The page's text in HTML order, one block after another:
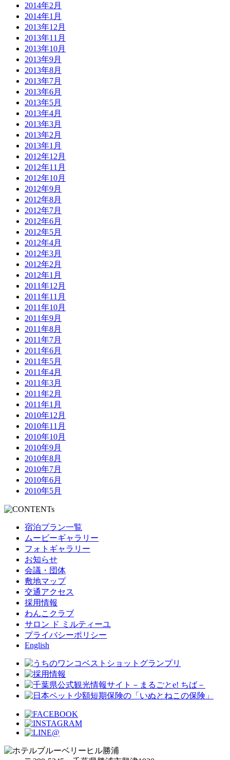
2014年2月
2014年1月
2013年12月
2013年11月
2013年10月
2013年9月
2013年8月
2013年7月
2013年6月
2013年5月
2013年4月
2013年3月
2013年2月
2013年1月
2012年12月
2012年11月
2012年10月
2012年9月
2012年8月
2012年7月
2012年6月
2012年5月
2012年4月
2012年3月
2012年2月
2012年1月
2011年12月
2011年11月
2011年10月
2011年9月
2011年8月
2011年7月
2011年6月
2011年5月
2011年4月
2011年3月
2011年2月
2011年1月
2010年12月
2010年11月
2010年10月
2010年9月
2010年8月
2010年7月
2010年6月
2010年5月
宿泊プラン一覧
ムービーギャラリー
フォトギャラリー
お知らせ
会議・団体
敷地マップ
交通アクセス
採用情報
わんこクラブ
サロン ド ミルティーユ
プライバシーポリシー
English